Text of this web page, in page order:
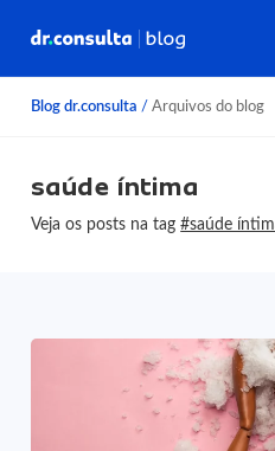
Blog dr.consulta / Arquivos do blog
saúde íntima
Veja os posts na tag#saúde